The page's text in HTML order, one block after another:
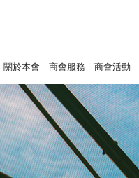
關於本會 商會服務 商會活動